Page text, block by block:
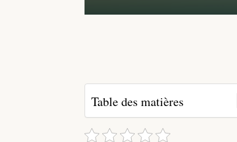
Table des matières